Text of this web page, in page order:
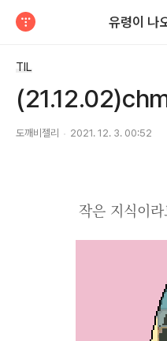
유령이 나
TIL
도깨비젤리 2021. 12. 3. 00:52
작은 지식이